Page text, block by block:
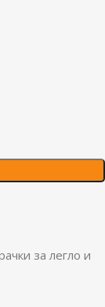
за легло и